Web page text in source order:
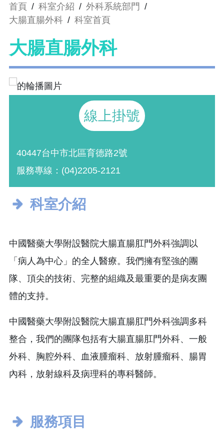
首頁 / 科室介紹 / 外科系統部門 /
大腸直腸外科 / 科室首頁
大腸直腸外科
線上掛號
40447台中市北區育德路2號
服務專線：(04)2205-2121
科室介紹
中國醫藥大學附設醫院大腸直腸肛門外科強調以
「病人為中心」的全人醫療。我們擁有堅強的團
隊、頂尖的技術、完整的組織及最重要的是病友團
體的支持。
中國醫藥大學附設醫院大腸直腸肛門外科強調多科
整合，我們的團隊包括有大腸直腸肛門外科、一般
外科、胸腔外科、血液腫瘤科、放射腫瘤科、腸胃
內科，放射線科及病理科的專科醫師。
服務項目